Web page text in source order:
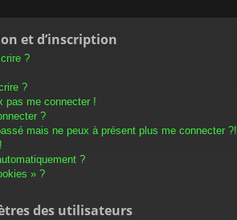
et d’inscription
?
?
pas me connecter !
?
mais ne peux à présent plus me connecter ?!
?
» ?
des utilisateurs